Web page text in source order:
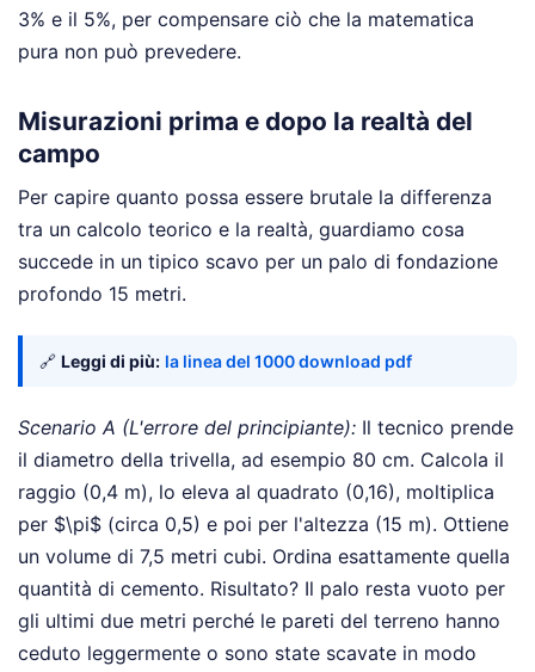
3% e il 5%, per compensare ciò che la matematica
pura non può prevedere.
Misurazioni prima e dopo la realtà del
campo
Per capire quanto possa essere brutale la differenza
tra un calcolo teorico e la realtà, guardiamo cosa
succede in un tipico scavo per un palo di fondazione
profondo 15 metri.
🔗 Leggi di più: la linea del 1000 download pdf
Scenario A (L'errore del principiante): Il tecnico prende
il diametro della trivella, ad esempio 80 cm. Calcola il
raggio (0,4 m), lo eleva al quadrato (0,16), moltiplica
per $\pi$ (circa 0,5) e poi per l'altezza (15 m). Ottiene
un volume di 7,5 metri cubi. Ordina esattamente quella
quantità di cemento. Risultato? Il palo resta vuoto per
gli ultimi due metri perché le pareti del terreno hanno
ceduto leggermente o sono state scavate in modo